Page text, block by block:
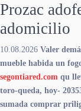
Prozac
adomicilio
10.08.2026 Valer
mueble habida un
segontiared.com qu
toro-queda, hoy-
sumada comprar